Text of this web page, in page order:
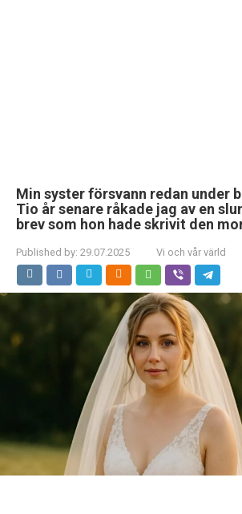
Min syster försvann redan under
Tio år senare råkade jag av en
brev som hon hade skrivit den
Published by: 29.07.2025 Vi och vår värld